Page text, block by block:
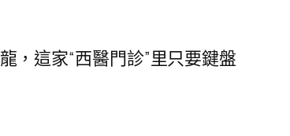
，這家“西醫門診”里只要鍵盤